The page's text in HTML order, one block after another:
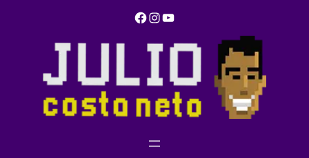
Facebook Instagram YouTube